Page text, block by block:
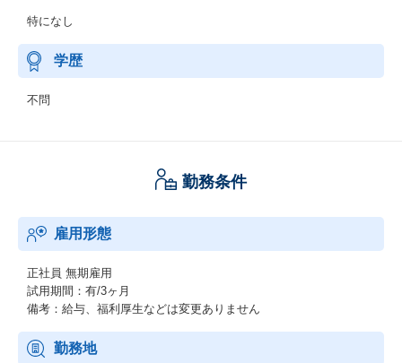
特になし
学歴
不問
勤務条件
雇用形態
正社員 無期雇用
試用期間：有/3ヶ月
備考：給与、福利厚生などは変更ありません
勤務地